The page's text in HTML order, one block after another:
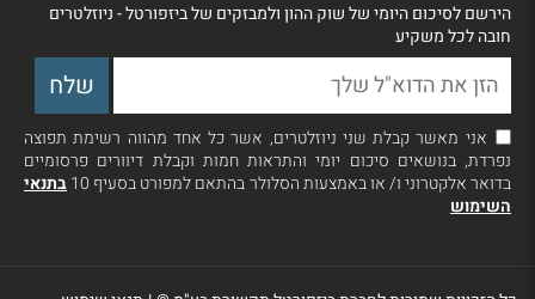
הירשם לסיכום היומי של שוק ההון ולמבזקים של ביזפורטל - ניוזלטרים
חובה לכל משקיע
אני מאשר קבלת שני ניוזלטרים, אשר כל אחד מהווה רשימת תפוצה
נפרדת, בנושאים סיכום יומי והתראות חמות וקבלת דיוורים פרסומיים
בדואר אלקטרוני ו/ או באמצעות הסלולר בהתאם למפורט בסעיף 10
בתנאי
השימוש